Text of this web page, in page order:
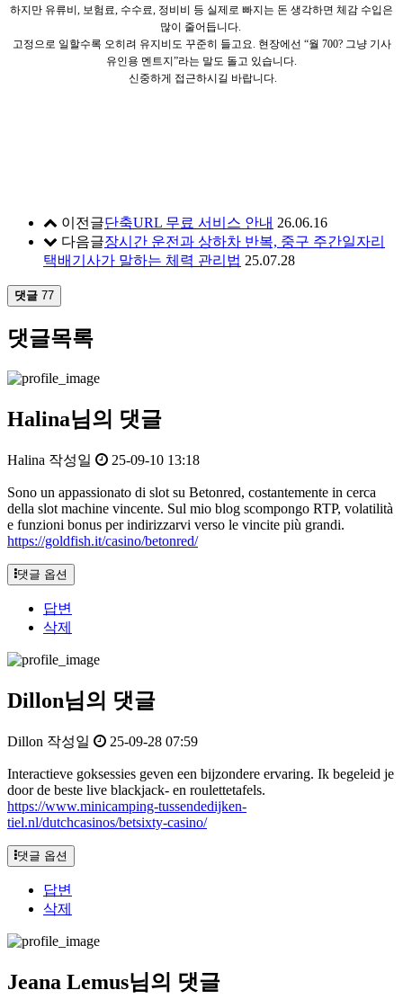
하지만 유류비, 보험료, 수수료, 정비비 등 실제로 빠지는 돈 생각하면 체감 수입은
많이 줄어듭니다.
고정으로 일할수록 오히려 유지비도 꾸준히 들고요. 현장에선 “월 700? 그냥 기사
유인용 멘트지”라는 말도 돌고 있습니다.
신중하게 접근하시길 바랍니다.
이전글단축URL 무료 서비스 안내 26.06.16
다음글장시간 운전과 상하차 반복, 중구 주간일자리
택배기사가 말하는 체력 관리법 25.07.28
댓글 77
댓글목록
Halina님의 댓글
Halina 작성일 25-09-10 13:18
Sono un appassionato di slot su Betonred, costantemente in cerca
della slot machine vincente. Sul mio blog scompongo RTP, volatilità
e funzioni bonus per indirizzarvi verso le vincite più grandi.
https://goldfish.it/casino/betonred/
댓글 옵션
답변
삭제
Dillon님의 댓글
Dillon 작성일 25-09-28 07:59
Interactieve goksessies geven een bijzondere ervaring. Ik begeleid je
door de beste live blackjack- en roulettetafels.
https://www.minicamping-tussendedijken-
tiel.nl/dutchcasinos/betsixty-casino/
댓글 옵션
답변
삭제
Jeana Lemus님의 댓글